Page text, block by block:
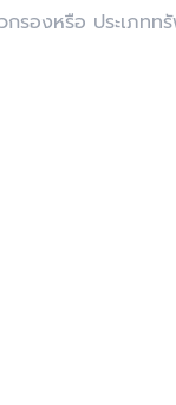
รองหรือ ประเภท